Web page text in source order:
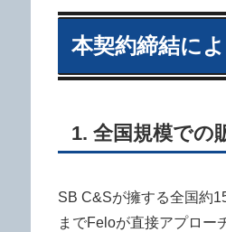
本契約締結に
1. 全国規模での
SB C&Sが擁する全国約
までFeloが直接アプロー